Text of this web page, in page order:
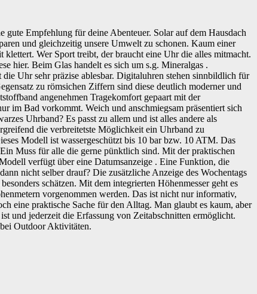
Empfehlung für deine Abenteuer. Solar auf dem Hausdach
und gleichzeitig unsere Umwelt zu schonen. Kaum einer
Wer Sport treibt, der braucht eine Uhr die alles mitmacht.
hier. Beim Glas handelt es sich um s.g. Mineralgas .
Uhr sehr präzise ablesbar. Digitaluhren stehen sinnbildlich für
zu römsichen Ziffern sind diese deutlich moderner und
angenehmen Tragekomfort gepaart mit der
im Bad vorkommt. Weich und anschmiegsam präsentiert sich
Uhrband? Es passt zu allem und ist alles andere als
die verbreitetste Möglichkeit ein Uhrband zu
Modell ist wassergeschützt bis 10 bar bzw. 10 ATM. Das
Muss für alle die gerne pünktlich sind. Mit der praktischen
verfügt über eine Datumsanzeige . Eine Funktion, die
nicht selber drauf? Die zusätzliche Anzeige des Wochentags
schätzen. Mit dem integrierten Höhenmesser geht es
vorgenommen werden. Das ist nicht nur informativ,
eine praktische Sache für den Alltag. Man glaubt es kaum, aber
und jederzeit die Erfassung von Zeitabschnitten ermöglicht.
Outdoor Aktivitäten.